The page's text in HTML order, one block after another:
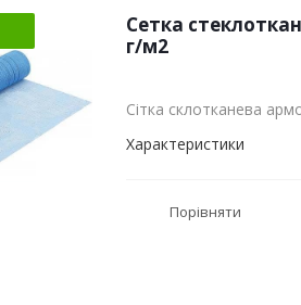
Сетка
г/м2
Сітка склотканева
Характеристики
Порівняти